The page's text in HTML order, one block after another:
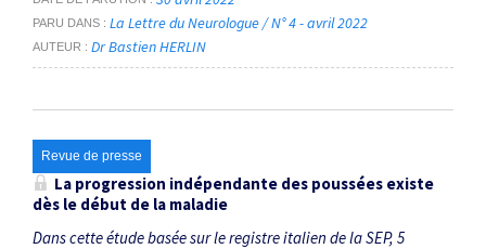
PARU DANS La Lettre du Neurologue / N° 4 - avril 2022
AUTEUR Dr Bastien HERLIN
Revue de presse
La progression indépendante des poussées existe
dès le début de la maladie
Dans cette étude basée sur le registre italien de la SEP, 5